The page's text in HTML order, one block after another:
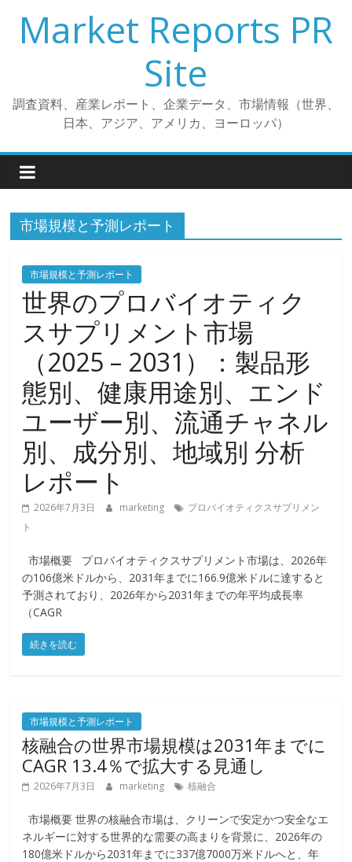
プ
Market Reports PR
Site
調査資料、産業レポート、企業データ、市場情報（世界、
日本、アジア、アメリカ、ヨーロッパ）
市場規模と予測レポート
市場規模と予測レポート
世界のプロバイオティク
スサプリメント市場
（2025 – 2031）：製品形
態別、健康用途別、エンド
ユーザー別、流通チャネル
別、成分別、地域別 分析
レポート
2026年7月3日 marketing
プロバイオティクスサプリメン
ト
市場概要 プロバイオティクスサプリメント市場は、2026年
の106億米ドルから、2031年までに166.9億米ドルに達すると
予測されており、2026年から2031年までの年平均成長率
（CAGR
続きを読む
市場規模と予測レポート
核融合の世界市場規模は2031年までに
CAGR 13.4％で拡大する見通し
2026年7月3日 marketing 核融合
市場概要 世界の核融合市場は、クリーンで安定かつ安全なエ
ネルギーに対する世界的な需要の高まりを背景に、2026年の
180億米ドルから2031年までに337億7000万米ドルへと、年